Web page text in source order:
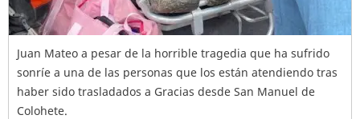
Juan Mateo a pesar de la horrible tragedia que ha sufrido
sonríe a una de las personas que los están atendiendo tras
haber sido trasladados a Gracias desde San Manuel de
Colohete.